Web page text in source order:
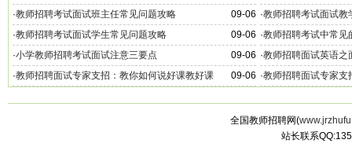
09-06
·教师招聘考试面试班主任常见问题攻略 ·教师招聘考试面试教
09-06
·教师招聘考试面试学生常见问题攻略 ·教师招聘考试中常见
09-06
·小学教师招聘考试面试注意三要点 ·教师招聘面试英语之
09-06
·教师招聘面试专家支招：教你如何说好课教好课 ·教师招聘面试专家支
全国教师招聘网(
站长联系